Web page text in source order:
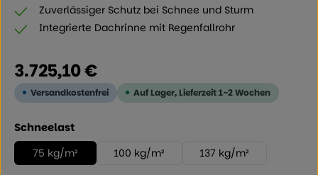
Zuverlässiger Schutz bei Schnee und Sturm
Integrierte Dachrinne mit Regenfallrohr
Regulärer Preis:
3.725,10 €
Versandkostenfrei Auf Lager, Lieferzeit 1-2 Wochen
Schneelast
75 kg/m² 100 kg/m² 137 kg/m²